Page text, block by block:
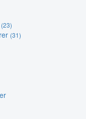
(23)
(31)